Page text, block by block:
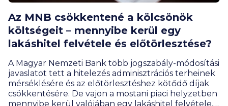
Az MNB csökkentené a kölcsönök
költségeit – mennyibe kerül egy
lakáshitel felvétele és előtörlesztése?
A Magyar Nemzeti Bank több jogszabály-módosítási
javaslatot tett a hitelezés adminisztrációs terheinek
mérséklésére és az előtörlesztéshez kötődő díjak
csökkentésére. De vajon a mostani piaci helyzetben
mennyibe kerül valójában egy lakáshitel felvétele,